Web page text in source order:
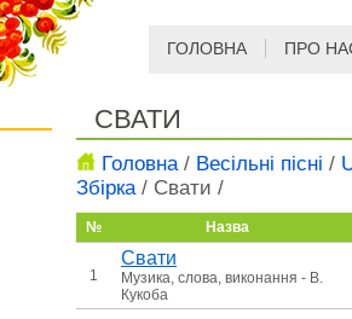
ГОЛОВНА ПРО
СВАТИ
Головна/ Весільні пісні /
Збірка/ Свати /
№ Назва
1
Свати
Музика, слова, виконання - В.
Кукоба